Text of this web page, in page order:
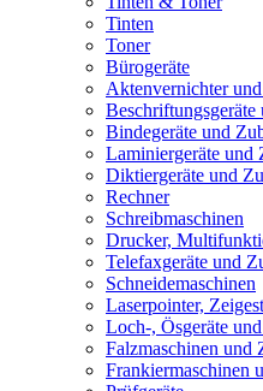
Tinten
Toner
Bürogeräte
Aktenvernichter
Beschriftungsgeräte
Bindegeräte und
Laminiergeräte und
Diktiergeräte und
Rechner
Schreibmaschinen
Drucker,
Telefaxgeräte und
Schneidemaschinen
Laserpointer,
Loch-, Ösgeräte
Falzmaschinen und
Frankiermaschinen